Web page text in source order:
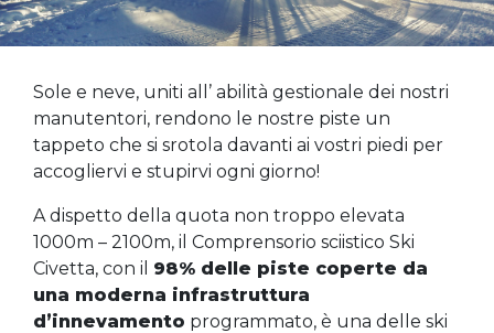
Sole e neve, uniti all’ abilità gestionale dei nostri
manutentori, rendono le nostre piste un
tappeto che si srotola davanti ai vostri piedi per
accogliervi e stupirvi ogni giorno!
A dispetto della quota non troppo elevata
1000m – 2100m, il Comprensorio sciistico Ski
Civetta, con il 98% delle piste coperte da
una moderna infrastruttura
d’innevamento programmato, è una delle ski